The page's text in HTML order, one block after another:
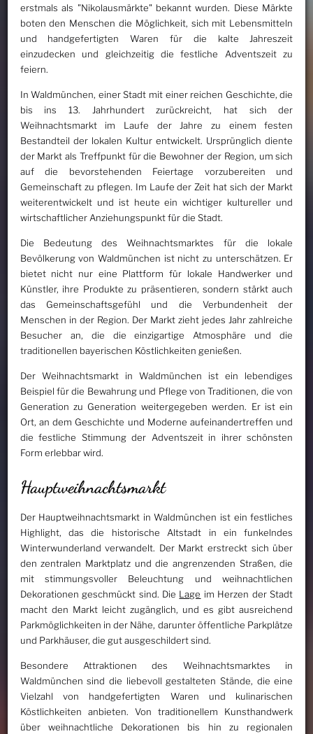
erstmals als "Nikolausmärkte" bekannt wurden. Diese Märkte
boten den Menschen die Möglichkeit, sich mit Lebensmitteln
und handgefertigten Waren für die kalte Jahreszeit
einzudecken und gleichzeitig die festliche Adventszeit zu
feiern.
In Waldmünchen, einer Stadt mit einer reichen Geschichte, die
bis ins 13. Jahrhundert zurückreicht, hat sich der
Weihnachtsmarkt im Laufe der Jahre zu einem festen
Bestandteil der lokalen Kultur entwickelt. Ursprünglich diente
der Markt als Treffpunkt für die Bewohner der Region, um sich
auf die bevorstehenden Feiertage vorzubereiten und
Gemeinschaft zu pflegen. Im Laufe der Zeit hat sich der Markt
weiterentwickelt und ist heute ein wichtiger kultureller und
wirtschaftlicher Anziehungspunkt für die Stadt.
Die Bedeutung des Weihnachtsmarktes für die lokale
Bevölkerung von Waldmünchen ist nicht zu unterschätzen. Er
bietet nicht nur eine Plattform für lokale Handwerker und
Künstler, ihre Produkte zu präsentieren, sondern stärkt auch
das Gemeinschaftsgefühl und die Verbundenheit der
Menschen in der Region. Der Markt zieht jedes Jahr zahlreiche
Besucher an, die die einzigartige Atmosphäre und die
traditionellen bayerischen Köstlichkeiten genießen.
Der Weihnachtsmarkt in Waldmünchen ist ein lebendiges
Beispiel für die Bewahrung und Pflege von Traditionen, die von
Generation zu Generation weitergegeben werden. Er ist ein
Ort, an dem Geschichte und Moderne aufeinandertreffen und
die festliche Stimmung der Adventszeit in ihrer schönsten
Form erlebbar wird.
Hauptweihnachtsmarkt
Der Hauptweihnachtsmarkt in Waldmünchen ist ein festliches
Highlight, das die historische Altstadt in ein funkelndes
Winterwunderland verwandelt. Der Markt erstreckt sich über
den zentralen Marktplatz und die angrenzenden Straßen, die
mit stimmungsvoller Beleuchtung und weihnachtlichen
Dekorationen geschmückt sind. Die Lage im Herzen der Stadt
macht den Markt leicht zugänglich, und es gibt ausreichend
Parkmöglichkeiten in der Nähe, darunter öffentliche Parkplätze
und Parkhäuser, die gut ausgeschildert sind.
Besondere Attraktionen des Weihnachtsmarktes in
Waldmünchen sind die liebevoll gestalteten Stände, die eine
Vielzahl von handgefertigten Waren und kulinarischen
Köstlichkeiten anbieten. Von traditionellem Kunsthandwerk
über weihnachtliche Dekorationen bis hin zu regionalen